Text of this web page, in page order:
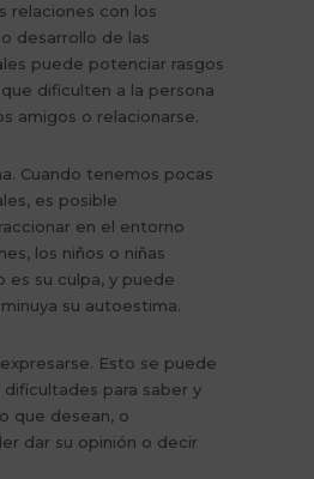
relaciones con los
desarrollo de las
puede potenciar rasgos
dificulten a la persona
amigos o relacionarse.
Cuando tenemos pocas
es posible
en el entorno
los niños o niñas
es su culpa, y puede
su autoestima.
Esto se puede
dificultades para saber y
que desean, o
dar su opinión o decir